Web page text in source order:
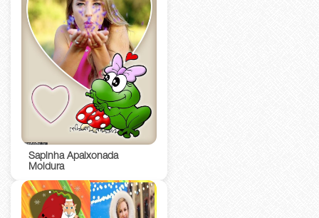
Sapinha Apaixonada
Moldura